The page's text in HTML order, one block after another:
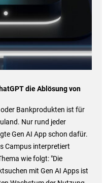
die Ablösung von
Bankprodukten ist für
Nur rund jeder
Gen AI App schon dafür.
Campus interpretiert
wie folgt: "Die
mit Gen AI Apps ist